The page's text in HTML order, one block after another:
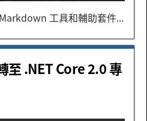
工具和輔助套件...
至 .NET Core 2.0 專